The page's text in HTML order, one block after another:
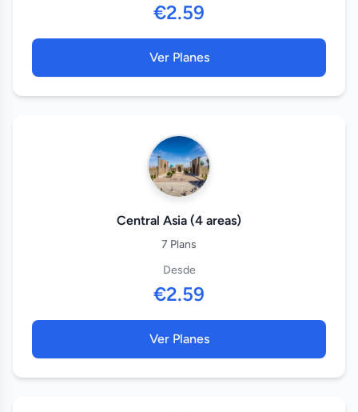
€2.59
Ver Planes
Central Asia (4 areas)
7 Plans
Desde
€2.59
Ver Planes